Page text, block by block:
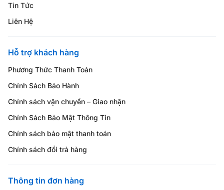
Tin Tức
Liên Hệ
Hỗ trợ khách hàng
Phương Thức Thanh Toán
Chính Sách Bảo Hành
Chính sách vận chuyển – Giao nhận
Chính Sách Bảo Mật Thông Tin
Chính sách bảo mật thanh toán
Chính sách đổi trả hàng
Thông tin đơn hàng